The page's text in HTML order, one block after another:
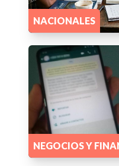
NACIONALES
NEGOCIOS Y